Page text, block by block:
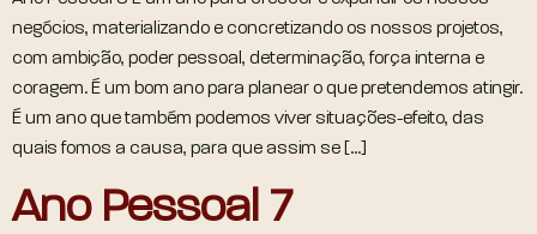
negócios, materializando e concretizando os nossos projetos,
com ambição, poder pessoal, determinação, força interna e
coragem. É um bom ano para planear o que pretendemos atingir.
É um ano que também podemos viver situações-efeito, das
quais fomos a causa, para que assim se […]
Ano Pessoal 7